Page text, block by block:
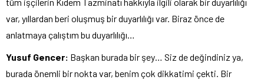
tüm işçilerin Kıdem Tazminatı hakkıyla ilgili olarak bir duyarlılığı
var, yıllardan beri oluşmuş bir duyarlılığı var. Biraz önce de
anlatmaya çalıştım bu duyarlılığı…
Yusuf Gencer: Başkan burada bir şey… Siz de değindiniz ya,
burada önemli bir nokta var, benim çok dikkatimi çekti. Bir